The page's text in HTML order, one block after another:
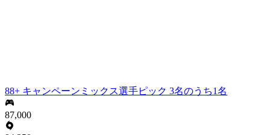
88+ キャンペーンミックス選手ピック 3名のうち1名
87,000